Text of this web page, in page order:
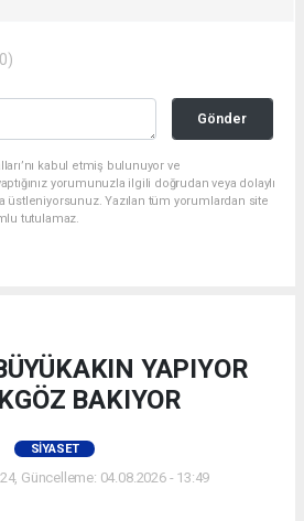
Gönder
kabul etmiş bulunuyor ve
yorumunuzla ilgili doğrudan veya dolaylı
üstleniyorsunuz. Yazılan tüm yorumlardan site
tutulamaz.
YAPIYOR
BAKIYOR
SIYASET
Güncelleme: 04.08.2026 - 13:49